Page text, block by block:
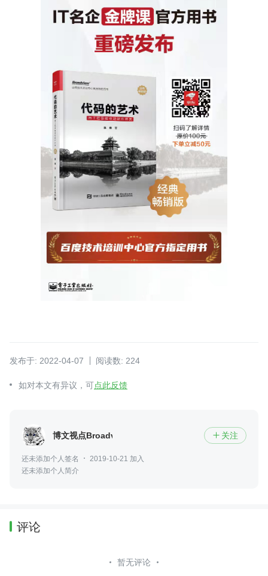
发布于: 2022-04-07 阅读数: 224
如对本文有异议，可点此反馈
博文视点Broadview  关注
还未添加个人签名
2019-10-21 加入
还未添加个人简介
评论
暂无评论